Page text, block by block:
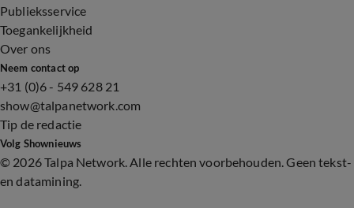
Publieksservice
Toegankelijkheid
Over ons
Neem contact op
+31 (0)6 - 549 628 21
show@talpanetwork.com
Tip de redactie
Volg Shownieuws
© 2026 Talpa Network. Alle rechten voorbehouden. Geen tekst-
en datamining.